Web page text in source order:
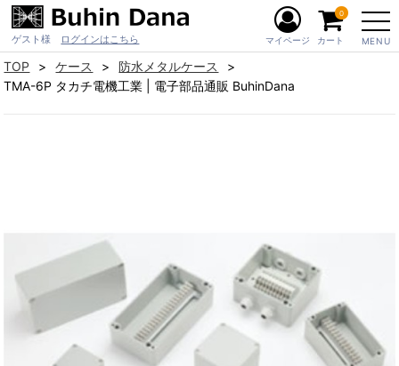
ゲスト様 ログインはこちら MENU
マイページ カート
0
TOP ケース
防水メタルケース
TMA-6P タカチ電機工業 | 電子部品通販 BuhinDana